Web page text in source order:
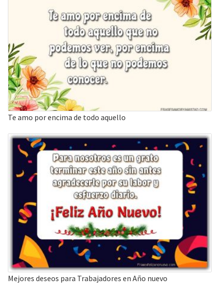
Te amo por encima de todo aquello
Mejores deseos para Trabajadores en Año nuevo